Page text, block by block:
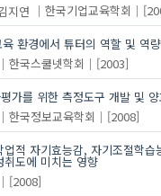
지연 한국기업교육학회
환경에서 튜터의 역할 및 역
한국스쿨넷학회
[2003]
가를 위한 측정도구 개발 및
한국정보교육학회
[2008]
적 자기효능감, 자기조절학습
도에 미치는 영향
[2008]